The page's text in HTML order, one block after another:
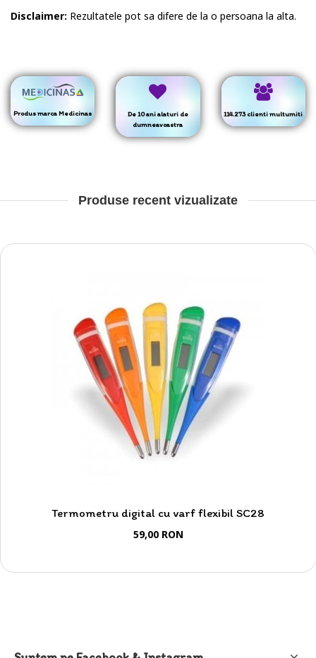
Disclaimer: Rezultatele pot sa difere de la o persoana la alta.
Produs marca Medicinas
De 10 ani alaturi de
dumneavoastra
114.273 clienti multumiti
Produse recent vizualizate
Termometru digital cu varf flexibil SC28
59,00 RON